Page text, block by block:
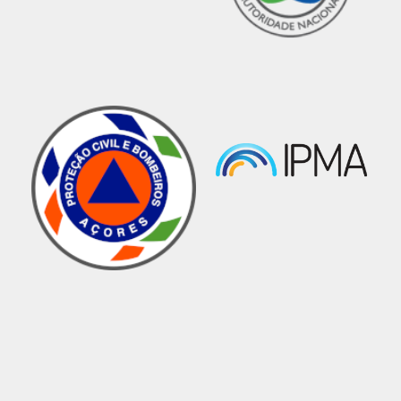
07 fevereiro 2018 10:36
Como ponto de situação da atividade
operacional decorrente das condições
meteorológicas adversas em vigor, foram
registadas, com o empenhamento de meios dos
corpos de Bombeiros, no período das 17h00 às
22h30 do dia 07/02/2018 as seguintes
tipologias de ocorrências: